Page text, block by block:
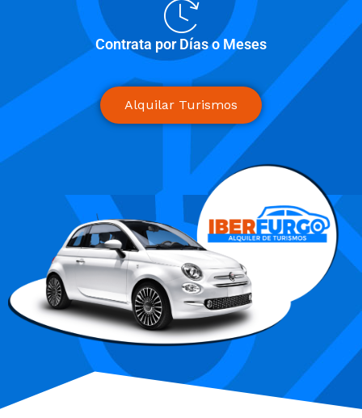
Contrata por Días o Meses
Alquilar Turismos